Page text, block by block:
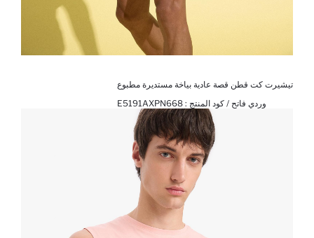
تيشيرت كت قطن قصة عادية بياخة مستديرة مطبوع
وردي فاتح / كود المنتج : E5191AXPN668